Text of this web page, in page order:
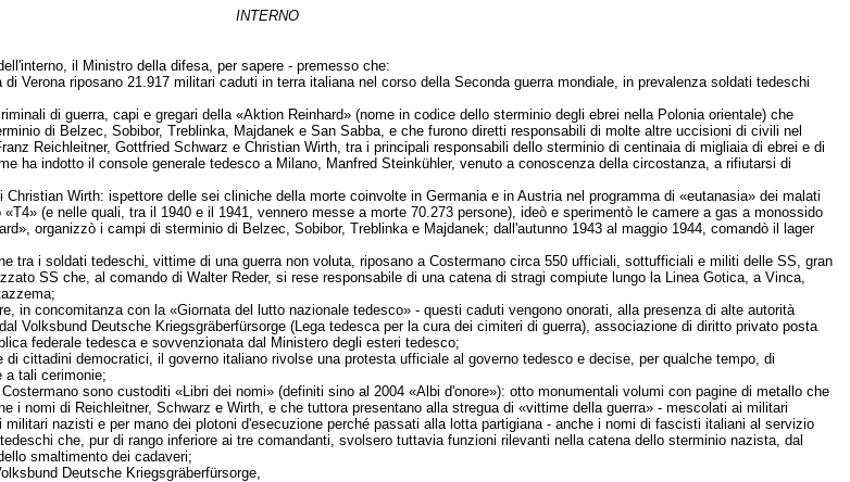
INTERNO
il Ministro della difesa, per sapere - premesso che:
Verona riposano 21.917 militari caduti in terra italiana nel corso della Seconda guerra mondiale, in prevalenza soldati tedeschi
di guerra, capi e gregari della «Aktion Reinhard» (nome in codice dello sterminio degli ebrei nella Polonia orientale) che
di Belzec, Sobibor, Treblinka, Majdanek e San Sabba, e che furono diretti responsabili di molte altre uccisioni di civili nel
Reichleitner, Gottfried Schwarz e Christian Wirth, tra i principali responsabili dello sterminio di centinaia di migliaia di ebrei e di
ha indotto il console generale tedesco a Milano, Manfred Steinkühler, venuto a conoscenza della circostanza, a rifiutarsi di
Wirth: ispettore delle sei cliniche della morte coinvolte in Germania e in Austria nel programma di «eutanasia» dei malati
(e nelle quali, tra il 1940 e il 1941, vennero messe a morte 70.273 persone), ideò e sperimentò le camere a gas a monossido
organizzò i campi di sterminio di Belzec, Sobibor, Treblinka e Majdanek; dall'autunno 1943 al maggio 1944, comandò il lager
tra i soldati tedeschi, vittime di una guerra non voluta, riposano a Costermano circa 550 ufficiali, sottufficiali e militi delle SS, gran
SS che, al comando di Walter Reder, si rese responsabile di una catena di stragi compiute lungo la Linea Gotica, a Vinca,
in concomitanza con la «Giornata del lutto nazionale tedesco» - questi caduti vengono onorati, alla presenza di alte autorità
Volksbund Deutsche Kriegsgräberfürsorge (Lega tedesca per la cura dei cimiteri di guerra), associazione di diritto privato posta
federale tedesca e sovvenzionata dal Ministero degli esteri tedesco;
cittadini democratici, il governo italiano rivolse una protesta ufficiale al governo tedesco e decise, per qualche tempo, di
a tali cerimonie;
sono custoditi «Libri dei nomi» (definiti sino al 2004 «Albi d'onore»): otto monumentali volumi con pagine di metallo che
i nomi di Reichleitner, Schwarz e Wirth, e che tuttora presentano alla stregua di «vittime della guerra» - mescolati ai militari
nazisti e per mano dei plotoni d'esecuzione perché passati alla lotta partigiana - anche i nomi di fascisti italiani al servizio
che, pur di rango inferiore ai tre comandanti, svolsero tuttavia funzioni rilevanti nella catena dello sterminio nazista, dal
smaltimento dei cadaveri;
Deutsche Kriegsgräberfürsorge,